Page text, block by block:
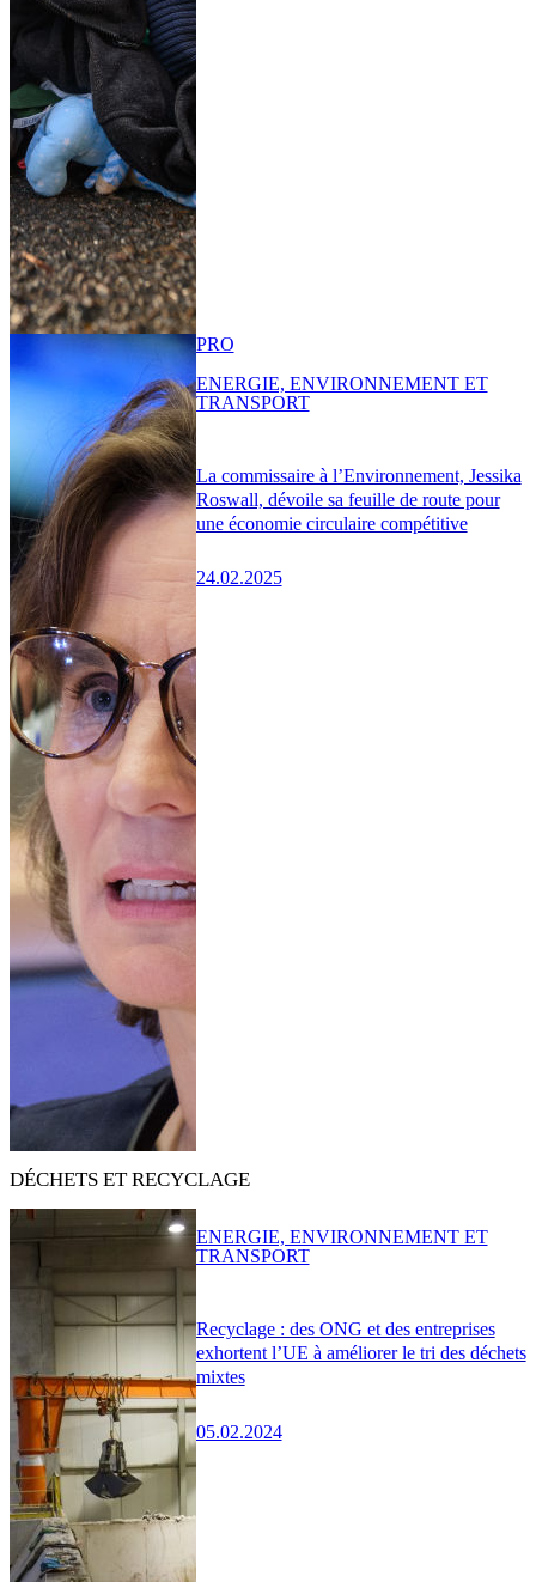
La commissaire à l’Environnement, Jessika
Roswall, dévoile sa feuille de route pour
une économie circulaire compétitive
24.02.2025
PRO
ENERGIE, ENVIRONNEMENT ET
TRANSPORT
DÉCHETS ET RECYCLAGE
Recyclage : des ONG et des entreprises
exhortent l’UE à améliorer le tri des déchets
mixtes
05.02.2024
ENERGIE, ENVIRONNEMENT ET
TRANSPORT